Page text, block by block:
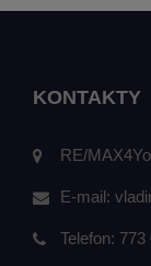
KONTAKTY
RE/
E-mail:
Telefon: 773